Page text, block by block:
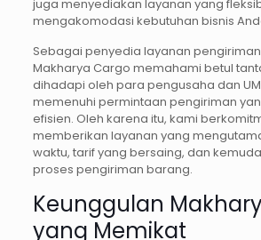
juga menyediakan layanan yang
mengakomodasi kebutuhan bisnis
Sebagai penyedia layanan
Makharya Cargo memahami betul
dihadapi oleh para pengusaha dan
memenuhi permintaan pengiriman
efisien. Oleh karena itu, kami
memberikan layanan yang
waktu, tarif yang bersaing, dan
proses pengiriman barang.
Keunggulan
yang Memikat